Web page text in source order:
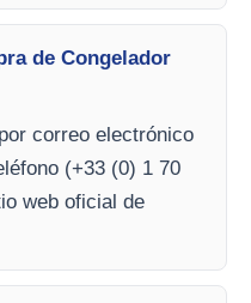
de Congelador
correo electrónico
(+33 (0) 1 70
web oficial de